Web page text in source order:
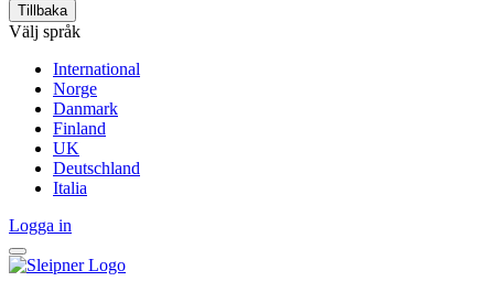
Tillbaka
Välj språk
International
Norge
Danmark
Finland
UK
Deutschland
Italia
Logga in